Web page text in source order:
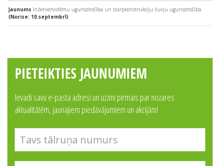
Jaunums Inženiersistēmu ugunsdrošība un starpkonstrukciju šuvju ugunsdrošība
(Norise: 10.septembrī)
PIETEIKTIES JAUNUMIEM
Ievadi savu e-pasta adresi un uzzini pirmais par nozares
aktualitātēm, jaunajiem piedāvājumiem un akcijām!